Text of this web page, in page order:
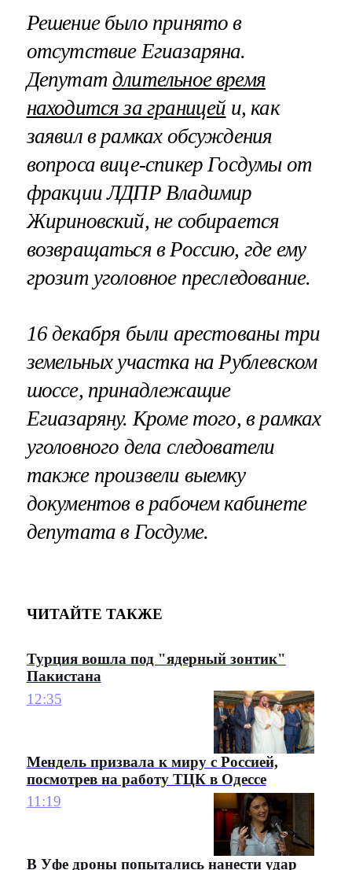
Решение было принято в
отсутствие Егиазаряна.
Депутатдлительное время
находится за границей и, как
заявил в рамках обсуждения
вопроса вице-спикер Госдумы от
фракции ЛДПР Владимир
Жириновский, не собирается
возвращаться в Россию, где ему
грозит уголовное преследование.
16 декабря были арестованы три
земельных участка на Рублевском
шоссе, принадлежащие
Егиазаряну. Кроме того, в рамках
уголовного дела следователи
также произвели выемку
документов в рабочем кабинете
депутата в Госдуме.
ЧИТАЙТЕ ТАКЖЕ
Турция вошла под "ядерный зонтик"
Пакистана
12:35
Мендель призвала к миру с Россией,
посмотрев на работу ТЦК в Одессе
11:19
В Уфе дроны попытались нанести удар